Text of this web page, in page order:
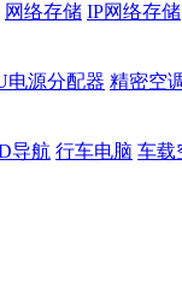
网络存储 IP网络存储
电源分配器 精密空
导航 行车电脑 车载